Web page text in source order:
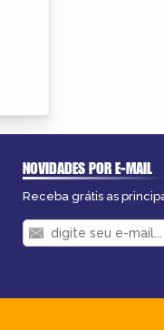
NOVIDADES POR E-MAIL
Receba grátis as